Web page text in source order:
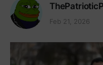
Feb 21, 2026